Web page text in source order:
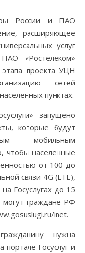
России и ПАО
расширяющее
услуг
«Ростелеком»
этапа проекта УЦН
сетей
пунктах.
запущено
которые будут
мобильным
чтобы населенные
от 100 до
связи 4G (LTE),
Госуслугах до 15
могут граждане РФ
inet.
нужна
портале Госуслуг и